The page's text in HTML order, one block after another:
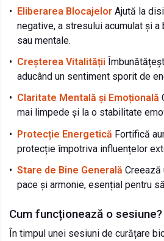
• Eliberarea Blocajelor Ajută la
negative, a stresului acumulat și
sau mentale.
• Creșterea Vitalității
aducând un sentiment sporit de
• Claritate Mentală și Emoțională
mai limpede și la o stabilitate
• Protecție Energetică Fortifică
protecție împotriva influențelor
• Stare de Bine Generală Creează
pace și armonie, esențial pentru
Cum funcționează o sesiune?
În timpul unei sesiuni de curățare